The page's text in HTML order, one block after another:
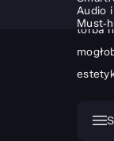
Audio i
torba